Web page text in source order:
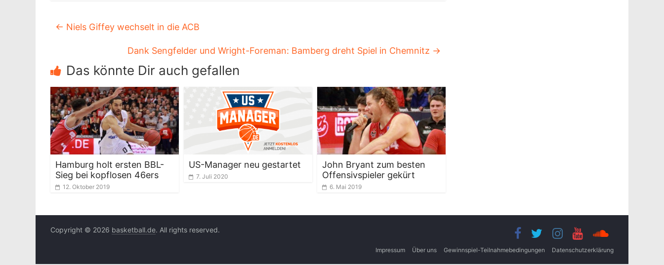
← Niels Giffey wechselt in die ACB
Dank Sengfelder und Wright-Foreman: Bamberg dreht Spiel in Chemnitz →
Das könnte Dir auch gefallen
Hamburg holt ersten BBL-
Sieg bei kopflosen 46ers
12. Oktober 2019
US-Manager neu gestartet
7. Juli 2020
John Bryant zum besten
Offensivspieler gekürt
6. Mai 2019
Impressum Über uns Gewinnspiel-Teilnahmebedingungen Datenschutzerklärung
Copyright © 2026 basketball.de. All rights reserved.